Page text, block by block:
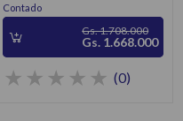
Contado
Gs. 1.708.000
Gs. 1.668.000
(0)